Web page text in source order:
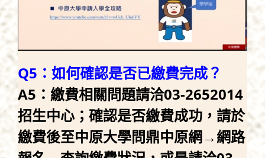
Q5：如何確認是否已繳費完成？
A5：繳費相關問題請洽03-2652014
招生中心；確認是否繳費成功，請於
繳費後至中原大學問鼎中原網→網路